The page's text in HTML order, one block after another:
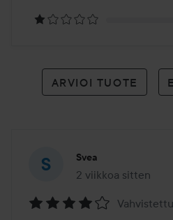
ARVIOI TUOTE
Svea
2 viikkoa sitten
Viesti luotiin 2